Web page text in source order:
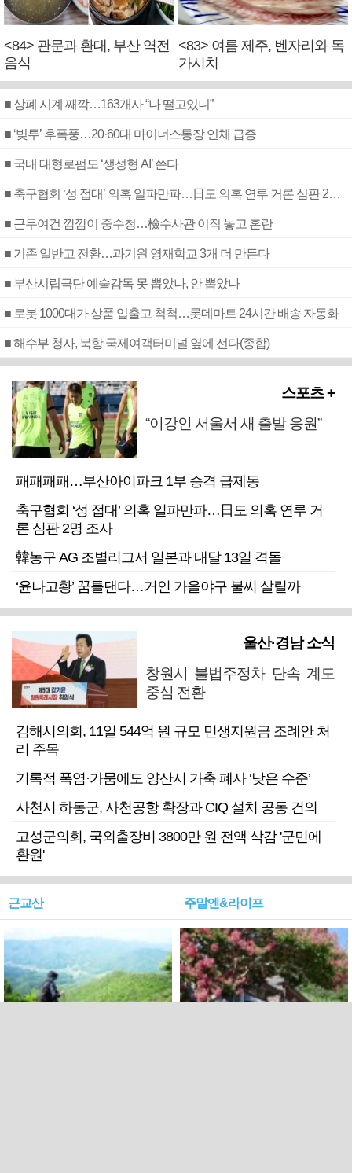
<84> 관문과 환대, 부산 역전
음식
<83> 여름 제주, 벤자리와 독
가시치
■ 상폐 시계 째깍…163개사 “나 떨고있니”
■ ‘빚투’ 후폭풍…20·60대 마이너스통장 연체 급증
■ 국내 대형로펌도 ‘생성형 AI’ 쓴다
■ 축구협회 ‘성 접대’ 의혹 일파만파…日도 의혹 연루 거론 심판 2명 조사
■ 근무여건 깜깜이 중수청…檢수사관 이직 놓고 혼란
■ 기존 일반고 전환…과기원 영재학교 3개 더 만든다
■ 부산시립극단 예술감독 못 뽑았나, 안 뽑았나
■ 로봇 1000대가 상품 입출고 척척…롯데마트 24시간 배송 자동화
■ 해수부 청사, 북항 국제여객터미널 옆에 선다(종합)
스포츠 +
“이강인 서울서 새 출발 응원”
패패패패…부산아이파크 1부 승격 급제동
축구협회 ‘성 접대’ 의혹 일파만파…日도 의혹 연루 거
론 심판 2명 조사
韓농구 AG 조별리그서 일본과 내달 13일 격돌
‘윤나고황’ 꿈틀댄다…거인 가을야구 불씨 살릴까
울산·경남 소식
창원시 불법주정차 단속 계도
중심 전환
김해시의회, 11일 544억 원 규모 민생지원금 조례안 처
리 주목
기록적 폭염·가뭄에도 양산시 가축 폐사 ‘낮은 수준’
사천시 하동군, 사천공항 확장과 CIQ 설치 공동 건의
고성군의회, 국외출장비 3800만 원 전액 삭감 '군민에
환원'
근교산 주말엔&라이프